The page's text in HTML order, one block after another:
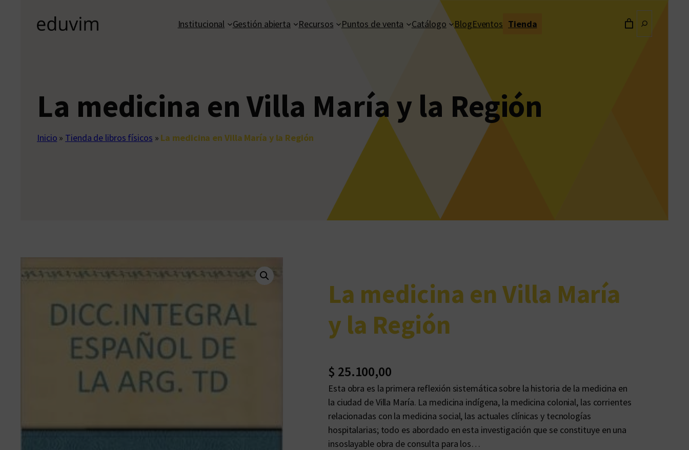
Institucional Gestión abierta Recursos Puntos de venta Catálogo BlogEventos Tienda
La medicina en Villa María y la Región
Inicio » Tienda de libros físicos » La medicina en Villa María y la Región
La medicina en Villa María
y la Región
$ 25.100,00
Esta obra es la primera reflexión sistemática sobre la historia de la medicina en
la ciudad de Villa María. La medicina indígena, la medicina colonial, las corrientes
relacionadas con la medicina social, las actuales clínicas y tecnologías
hospitalarias; todo es abordado en esta investigación que se constituye en una
insoslayable obra de consulta para los…